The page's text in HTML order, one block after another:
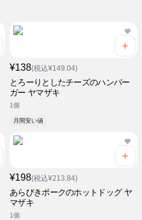
¥138(税込¥149.04)
とろーりとしたチーズのハンバー
ガー ヤマザキ
1個
月間安い値
¥198(税込¥213.84)
あらびきポークのホットドッグ ヤ
マザキ
1個